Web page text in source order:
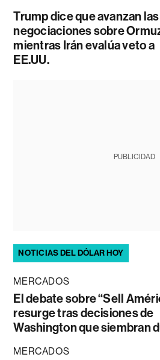
Trump dice que avanzan las
negociaciones sobre
mientras Irán evalúa veto a
EE.UU.
PUBLICIDAD
NOTICIAS DEL DÓLAR HOY
MERCADOS
El debate sobre “Sell
resurge tras decisiones de
Washington que siembran
MERCADOS